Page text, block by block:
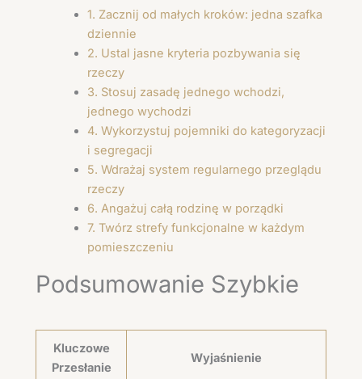
1. Zacznij od małych kroków: jedna szafka
dziennie
2. Ustal jasne kryteria pozbywania się
rzeczy
3. Stosuj zasadę jednego wchodzi,
jednego wychodzi
4. Wykorzystuj pojemniki do kategoryzacji
i segregacji
5. Wdrażaj system regularnego przeglądu
rzeczy
6. Angażuj całą rodzinę w porządki
7. Twórz strefy funkcjonalne w każdym
pomieszczeniu
Podsumowanie Szybkie
Kluczowe
Przesłanie
Wyjaśnienie